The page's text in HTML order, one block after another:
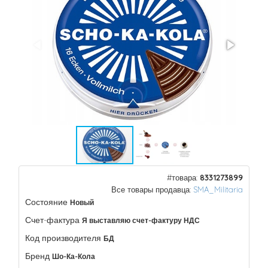
#товара: 8331273899
Все товары продавца: SMA_Militaria
Состояние Новый
Счет-фактура Я выставляю счет-фактуру НДС
Код производителя БД
Бренд Шо-Ка-Кола